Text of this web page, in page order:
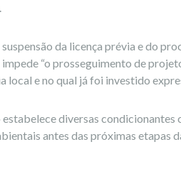
da licença prévia e do
“o prosseguimento de
e no qual já foi investido
diversas
antes das próximas etapas